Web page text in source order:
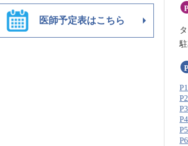
医師予定表はこちら